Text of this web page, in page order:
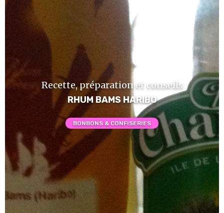
Recette, préparation et conseils
RHUM BAMS HARIBO
BONBONS & CONFISERIES